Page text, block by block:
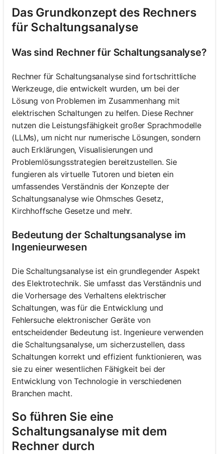
Das Grundkonzept des Rechners
für Schaltungsanalyse
Was sind Rechner für Schaltungsanalyse?
Rechner für Schaltungsanalyse sind fortschrittliche
Werkzeuge, die entwickelt wurden, um bei der
Lösung von Problemen im Zusammenhang mit
elektrischen Schaltungen zu helfen. Diese Rechner
nutzen die Leistungsfähigkeit großer Sprachmodelle
(LLMs), um nicht nur numerische Lösungen, sondern
auch Erklärungen, Visualisierungen und
Problemlösungsstrategien bereitzustellen. Sie
fungieren als virtuelle Tutoren und bieten ein
umfassendes Verständnis der Konzepte der
Schaltungsanalyse wie Ohmsches Gesetz,
Kirchhoffsche Gesetze und mehr.
Bedeutung der Schaltungsanalyse im
Ingenieurwesen
Die Schaltungsanalyse ist ein grundlegender Aspekt
des Elektrotechnik. Sie umfasst das Verständnis und
die Vorhersage des Verhaltens elektrischer
Schaltungen, was für die Entwicklung und
Fehlersuche elektronischer Geräte von
entscheidender Bedeutung ist. Ingenieure verwenden
die Schaltungsanalyse, um sicherzustellen, dass
Schaltungen korrekt und effizient funktionieren, was
sie zu einer wesentlichen Fähigkeit bei der
Entwicklung von Technologie in verschiedenen
Branchen macht.
So führen Sie eine
Schaltungsanalyse mit dem
Rechner durch